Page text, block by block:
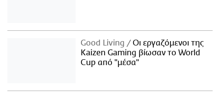
Good Living
Οι εργαζόμενοι της
Kaizen Gaming βίωσαν το World
Cup από "μέσα"